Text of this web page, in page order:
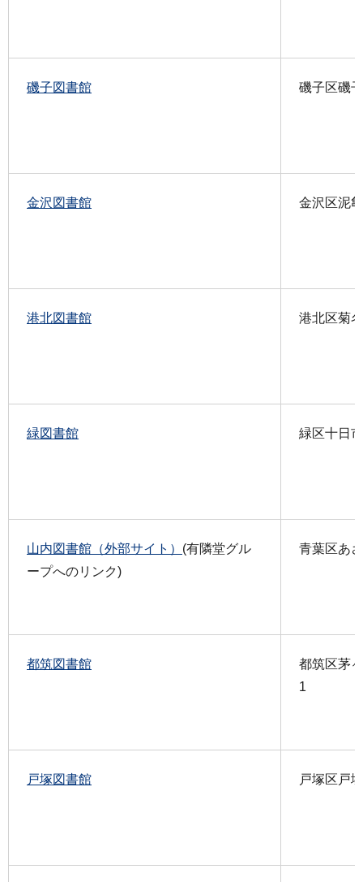
磯子図書館 磯子区磯
金沢図書館 金沢区泥
港北図書館 港北区菊
緑図書館 緑区十日
山内図書館（外部サイト） (有隣堂グル
ープへのリンク)
青葉区あ
都筑図書館
都筑区茅
1
戸塚図書館 戸塚区戸